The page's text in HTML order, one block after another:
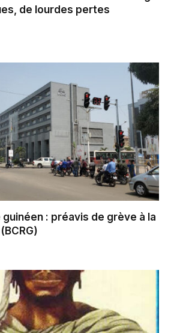
de lourdes pertes
: préavis de grève à la